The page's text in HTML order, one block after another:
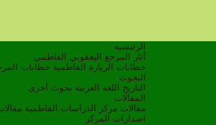
الرئيسية
أثار المرجع اليعقوبي الفاطمي
خطابات الزيارة الفاطمية خطابات
البحوث
التاريخ
اللغة العربية بحوث أخرى
المقالات
مقالات مركز الدراسات الفاطمية
اصدارات المركز